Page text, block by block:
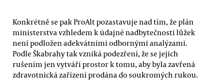
Konkrétně se pak ProAlt pozastavuje nad tím, že plán
ministerstva vzhledem k údajné nadbytečnosti lůžek
není podložen adekvátními odbornými analýzami.
Podle Škabrahy tak vzniká podezření, že se jejich
rušením jen vytváří prostor k tomu, aby byla zavřená
zdravotnická zařízení prodána do soukromých rukou.